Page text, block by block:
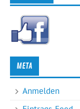
META
Anmelden